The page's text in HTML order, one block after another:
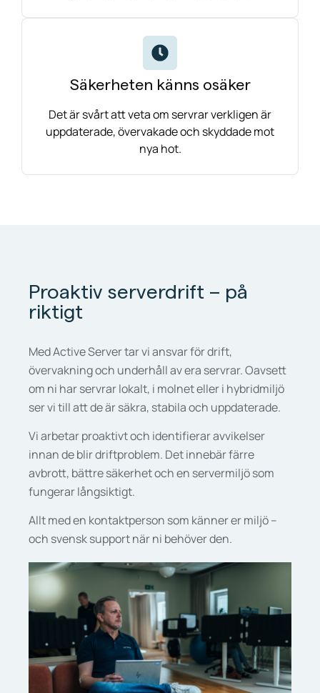
Säkerheten känns osäker
Det är svårt att veta om servrar verkligen är
uppdaterade, övervakade och skyddade mot
nya hot.
Proaktiv serverdrift – på
riktigt
Med Active Server tar vi ansvar för drift,
övervakning och underhåll av era servrar. Oavsett
om ni har servrar lokalt, i molnet eller i hybridmiljö
ser vi till att de är säkra, stabila och uppdaterade.
Vi arbetar proaktivt och identifierar avvikelser
innan de blir driftproblem. Det innebär färre
avbrott, bättre säkerhet och en servermiljö som
fungerar långsiktigt.
Allt med en kontaktperson som känner er miljö –
och svensk support när ni behöver den.